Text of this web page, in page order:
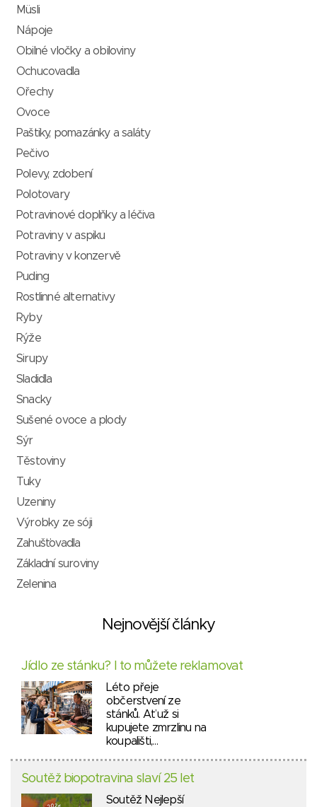
Müsli
Nápoje
Obilné vločky a obiloviny
Ochucovadla
Ořechy
Ovoce
Paštiky, pomazánky a saláty
Pečivo
Polevy, zdobení
Polotovary
Potravinové doplňky a léčiva
Potraviny v aspiku
Potraviny v konzervě
Puding
Rostlinné alternativy
Ryby
Rýže
Sirupy
Sladidla
Snacky
Sušené ovoce a plody
Sýr
Těstoviny
Tuky
Uzeniny
Výrobky ze sóji
Zahušťovadla
Základní suroviny
Zelenina
Nejnovější články
Jídlo ze stánku? I to můžete reklamovat
Léto přeje
občerstvení ze
stánků. Ať už si
kupujete zmrzlinu na
koupališti,…
Soutěž biopotravina slaví 25 let
Soutěž Nejlepší